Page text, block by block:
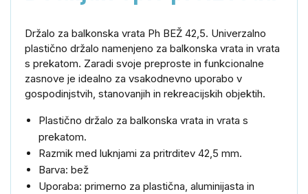
Držalo za balkonska vrata Ph BEŽ 42,5. Univerzalno
plastično držalo namenjeno za balkonska vrata in vrata
s prekatom. Zaradi svoje preproste in funkcionalne
zasnove je idealno za vsakodnevno uporabo v
gospodinjstvih, stanovanjih in rekreacijskih objektih.
Plastično držalo za balkonska vrata in vrata s
prekatom.
Razmik med luknjami za pritrditev 42,5 mm.
Barva: bež
Uporaba: primerno za plastična, aluminijasta in